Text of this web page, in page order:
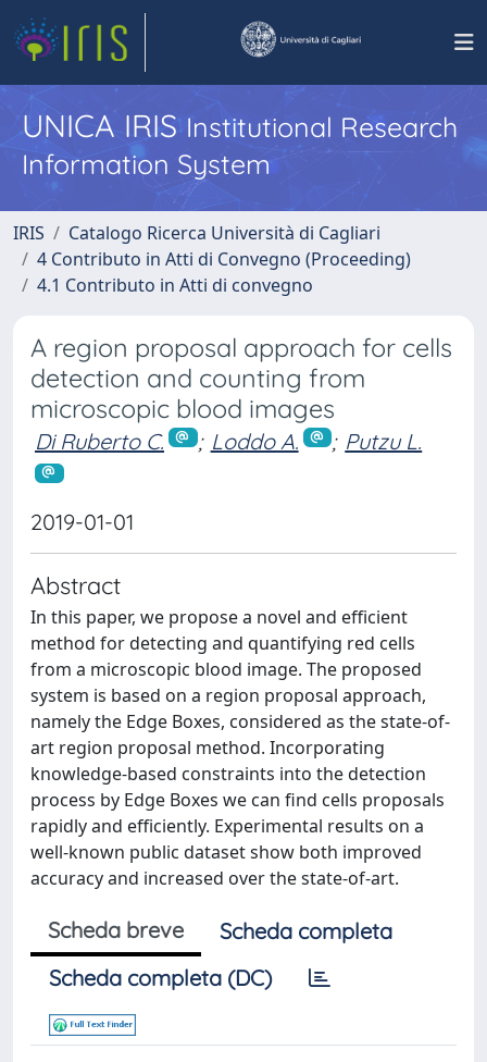
UNICA IRISInstitutional Research
Information System
IRIS
Catalogo Ricerca Università di Cagliari
4 Contributo in Atti di Convegno (Proceeding)
4.1 Contributo in Atti di convegno
A region proposal approach for cells
detection and counting from
microscopic blood images
Di Ruberto C. ; Loddo A. ; Putzu L.
2019-01-01
Abstract
In this paper, we propose a novel and efficient
method for detecting and quantifying red cells
from a microscopic blood image. The proposed
system is based on a region proposal approach,
namely the Edge Boxes, considered as the state-of-
art region proposal method. Incorporating
knowledge-based constraints into the detection
process by Edge Boxes we can find cells proposals
rapidly and efficiently. Experimental results on a
well-known public dataset show both improved
accuracy and increased over the state-of-art.
Scheda breve
Scheda completa
Scheda completa (DC)